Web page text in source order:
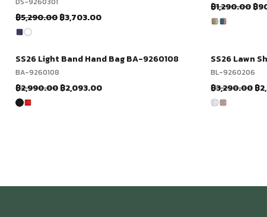
฿5,290.00Original
฿5,290.00.
฿3,703.00Current
฿3,703.00.
฿1,290.00฿
-30% ช้อปเลย
SS26 Light Band Hand Bag BA-9260108
BA-9260108
฿2,990.00Original
฿2,093.00Current
-30%
SS26 Lawn
BL-9260206
฿3,290.00฿